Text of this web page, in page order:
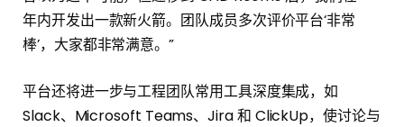
年内开发出一款新火箭。团队成员多次评价平台‘非常
棒’，大家都非常满意。”
平台还将进一步与工程团队常用工具深度集成，如
Slack、Microsoft Teams、Jira 和 ClickUp，使讨论与